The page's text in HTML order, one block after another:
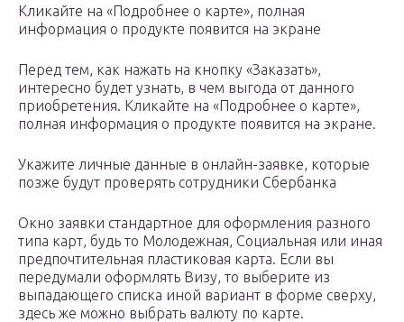
Кликайте на «Подробнее о карте», полная
информация о продукте появится на экране
Перед тем, как нажать на кнопку «Заказать»,
интересно будет узнать, в чем выгода от данного
приобретения. Кликайте на «Подробнее о карте»,
полная информация о продукте появится на экране.
Укажите личные данные в онлайн-заявке, которые
позже будут проверять сотрудники Сбербанка
Окно заявки стандартное для оформления разного
типа карт, будь то Молодежная, Социальная или иная
предпочтительная пластиковая карта. Если вы
передумали оформлять Визу, то выберите из
выпадающего списка иной вариант в форме сверху,
здесь же можно выбрать валюту по карте.